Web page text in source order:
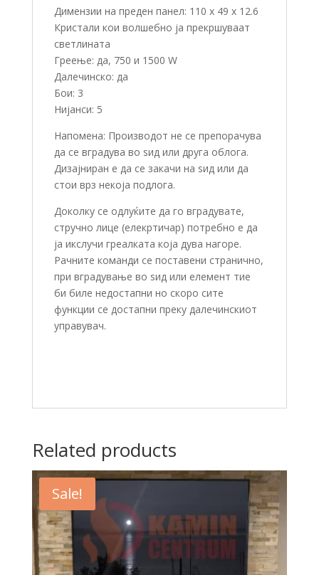
Димензии на преден панел: 110 х 49 x 12.6
Кристали кои волшебно ја прекршуваат
светлината
Греење: да, 750 и 1500 W
Далечинско: да
Бои: 3
Нијанси: 5
Напомена: Производот не се препорачува
да се вградува во ѕид или друга облога.
Дизајниран е да се закачи на ѕид или да
стои врз некоја подлога.
Доколку се одлуќите да го вградувате,
стручно лице (елекртичар) потребно е да
ја икслучи греалката која дува нагоре.
Рачните команди се поставени странично,
при вградување во ѕид или елемент тие
би биле недостапни но скоро сите
функции се достапни преку далечинскиот
управувач.
Related products
Sale!